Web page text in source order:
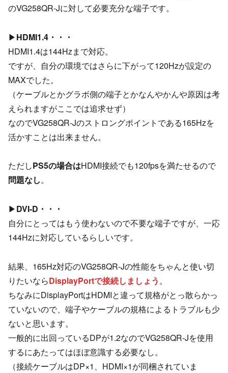
のVG258QR-Jに対して必要充分な端子です。
▶HDMI1.4・・・
HDMI1.4は144Hzまで対応。
ですが、自分の環境ではさらに下がって120Hzが設定の
MAXでした。
（ケーブルとかグラボ側の端子とかなんやかんや原因は考
えられますがここでは追求せず）
なのでVG258QR-Jのストロングポイントである165Hzを
活かすことは出来ません。
ただしPS5の場合はHDMI接続でも120fpsを満たせるので
問題なし。
▶DVI-D・・・
自分にとってはもう使わないので不要な端子ですが、一応
144Hzに対応しているらしいです。
結果、165Hz対応のVG258QR-Jの性能をちゃんと使い切
りたいならDisplayPortで接続しましょう。
ちなみにDisplayPortはHDMIと違って規格がとっ散らかっ
ていないので、端子やケーブルの規格によるトラブルも少
ないと思います。
一般的に出回っているDPが1.2なのでVG258QR-Jを使用
するにあたってはほぼ意識する必要なし。
（接続ケーブルはDP×1、HDMI×1が同梱されていま